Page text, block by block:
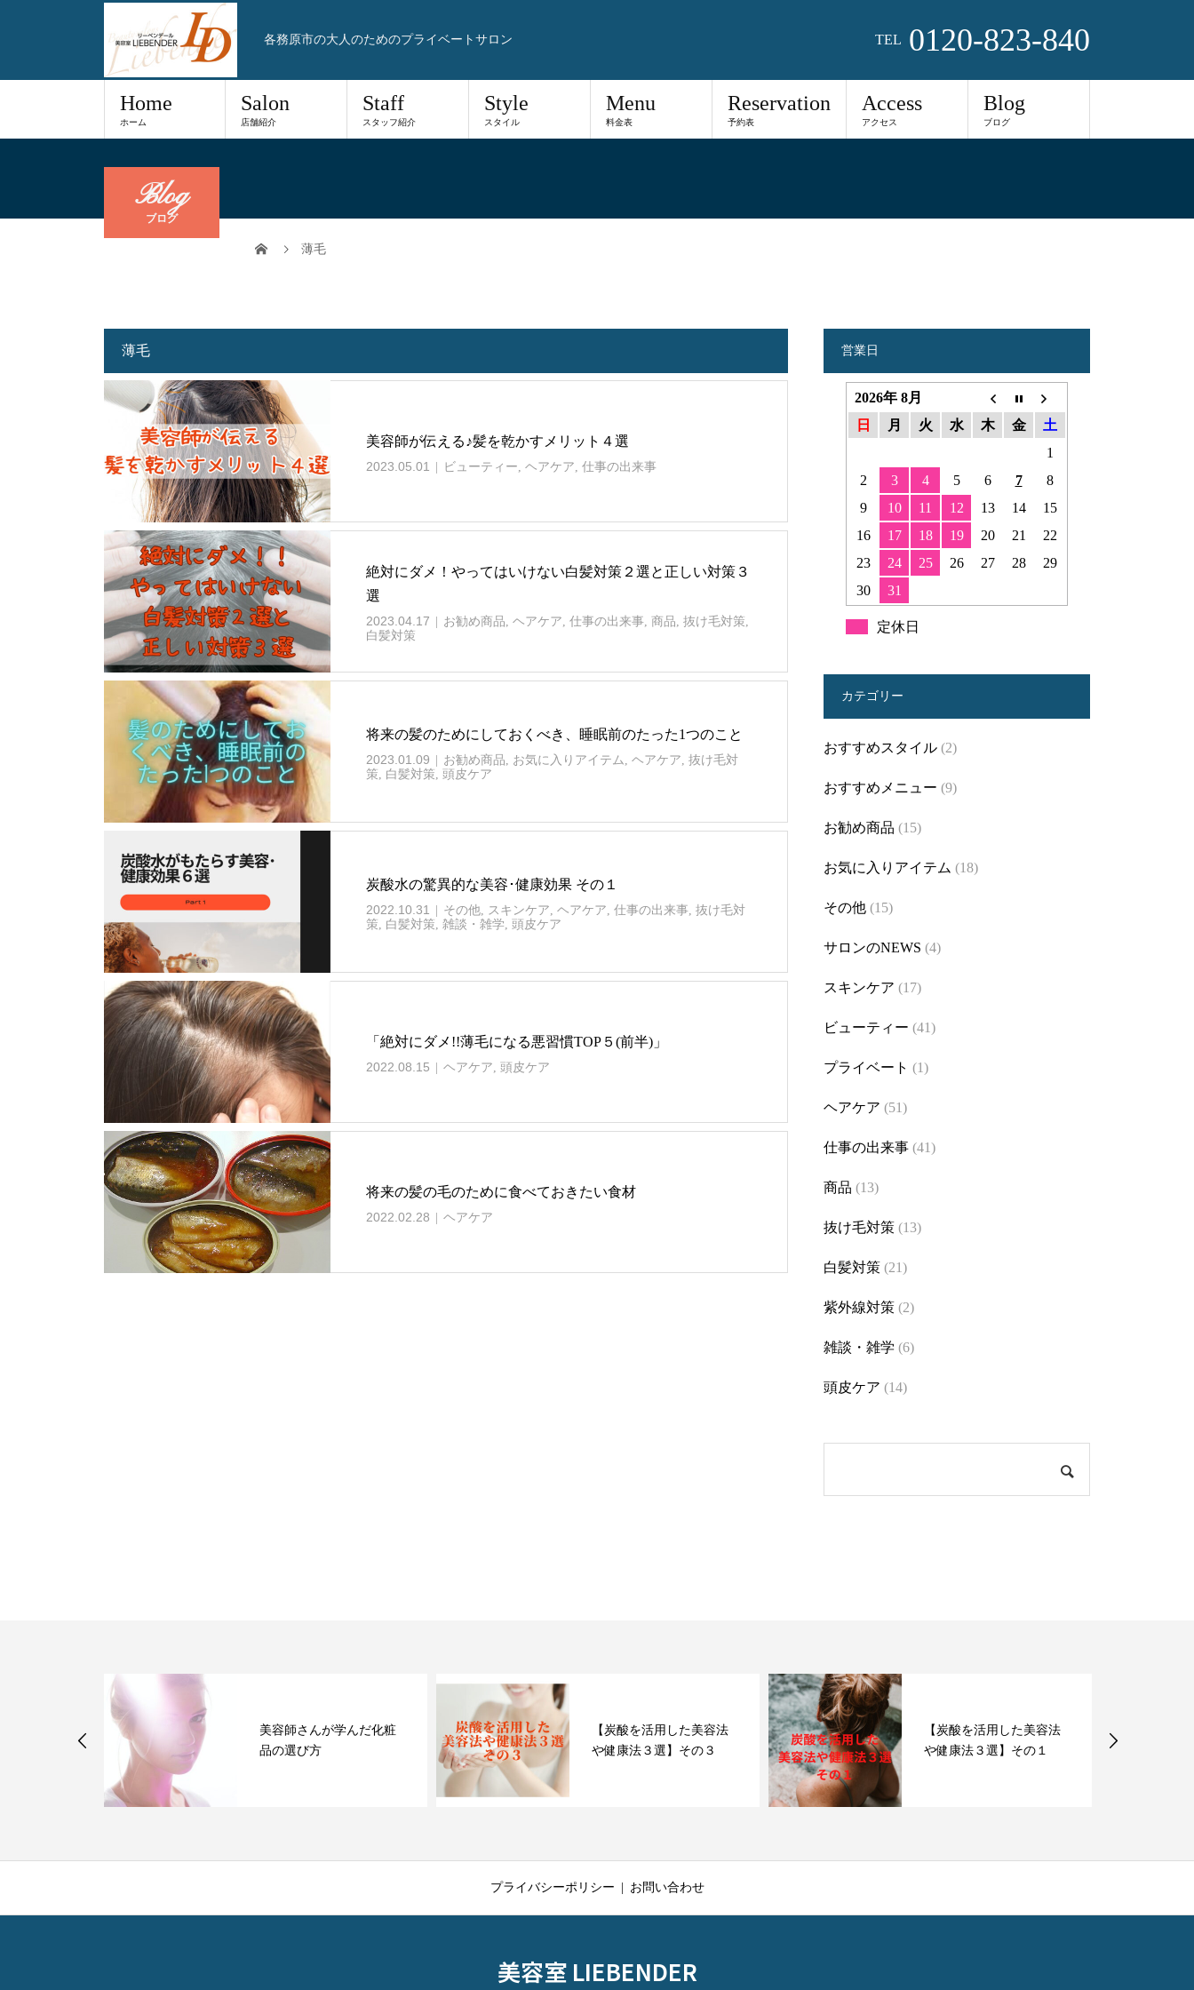
各務原市の大人のためのプライベートサロン TEL 0120-823-840
Home
ホーム
Salon
店舗紹介
Staff
スタッフ紹介
Style
スタイル
Menu
料金表
Reservation
予約表
Access
アクセス
Blog
ブログ
Blog
ブログ
薄毛
薄毛
美容師が伝える♪髪を乾かすメリット４選
2023.05.01 ビューティー ヘアケア 仕事の出来事
絶対にダメ！やってはいけない白髪対策２選と正しい対策３
選
2023.04.17 お勧め商品, ヘアケア, 仕事の出来事, 商品, 抜け毛対策,
白髪対策
将来の髪のためにしておくべき、睡眠前のたった1つのこと
2023.01.09 お勧め商品 お気に入りアイテム ヘアケア 抜け毛対
策
白髪対策 頭皮ケア
炭酸水の驚異的な美容･健康効果 その１
2022.10.31 その他, スキンケア ヘアケア 仕事の出来事, 抜け毛対
策
白髪対策 雑談・雑学 頭皮ケア
「絶対にダメ!!薄毛になる悪習慣TOP５(前半)」
2022.08.15 ヘアケア 頭皮ケア
将来の髪の毛のために食べておきたい食材
2022.02.28 ヘアケア
営業日
2026年 8月
日
月 火 水 木 金
土
1
2
3 4 5 6 7
8
9
10 11 12 13 14
15
16
17 18 19 20 21
22
23
24 25 26 27 28
29
30
31
定休日
カテゴリー
おすすめスタイル (2)
おすすめメニュー (9)
お勧め商品 (15)
お気に入りアイテム (18)
その他 (15)
サロンのNEWS (4)
スキンケア (17)
ビューティー (41)
プライベート (1)
ヘアケア (51)
仕事の出来事 (41)
商品 (13)
抜け毛対策 (13)
白髪対策 (21)
紫外線対策 (2)
雑談・雑学 (6)
頭皮ケア (14)
美容師さんが学んだ化粧
品の選び方
【炭酸を活用した美容法
や健康法３選】その３
【炭酸を活用した美容法
や健康法３選】その１
プライバシーポリシー お問い合わせ
美容室 LIEBENDER